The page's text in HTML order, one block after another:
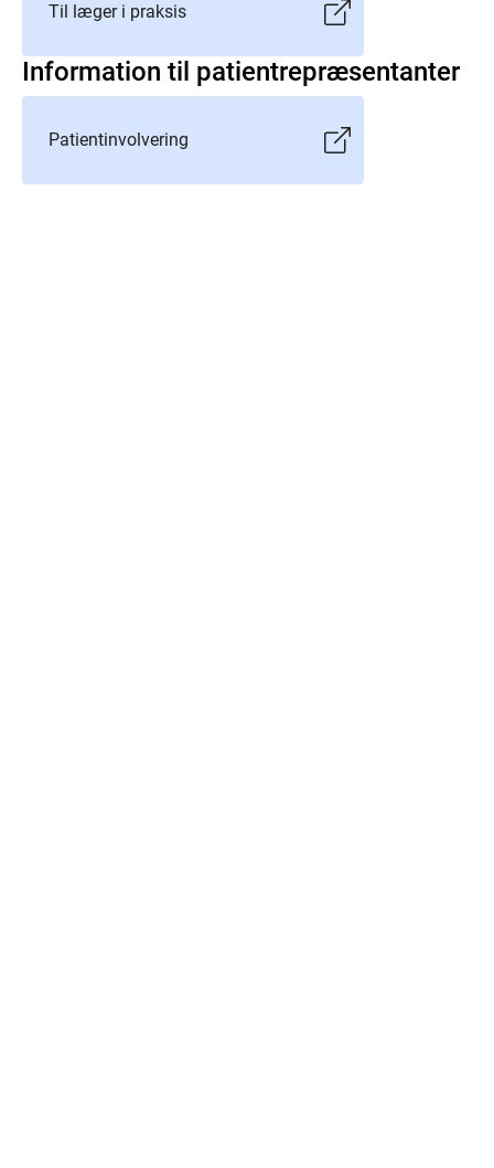
Til læger i praksis
Information til patientrepræsentanter
Patientinvolvering